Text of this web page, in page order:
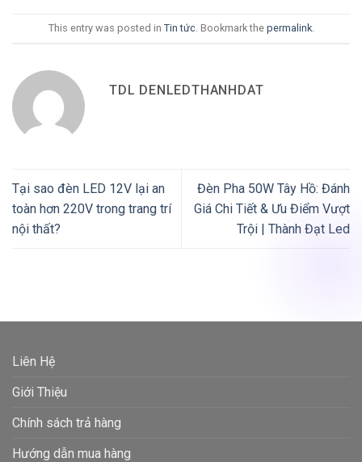
This entry was posted in Tin tức. Bookmark the permalink.
TDL DENLEDTHANHDAT
Tại sao đèn LED 12V lại an
toàn hơn 220V trong trang trí
nội thất?
Đèn Pha 50W Tây Hồ: Đánh
Giá Chi Tiết & Ưu Điểm Vượt
Trội | Thành Đạt Led
Liên Hệ
Giới Thiệu
Chính sách trả hàng
Hướng dẫn mua hàng